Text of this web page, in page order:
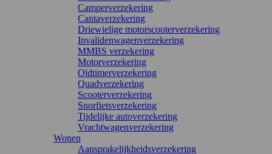
Camperverzekering
Cantaverzekering
Driewielige motorscooterverzekering
Invalidenwagenverzekering
MMBS verzekering
Motorverzekering
Oldtimerverzekering
Quadverzekering
Scooterverzekering
Snorfietsverzekering
Tijdelijke autoverzekering
Vrachtwagenverzekering
Wonen
Aansprakelijkheidsverzekering